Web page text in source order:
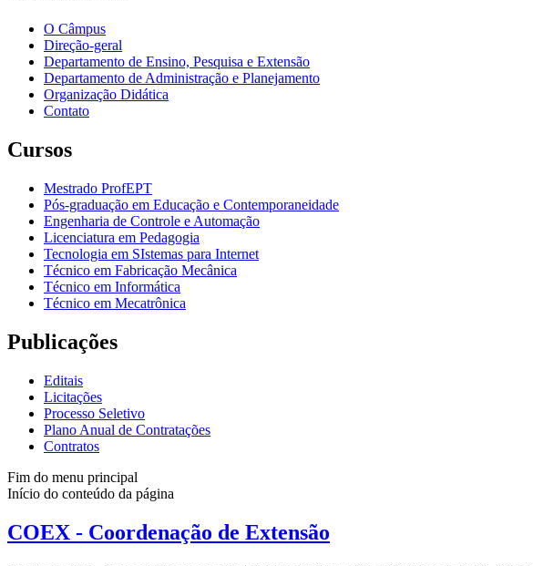
O Câmpus
Direção-geral
Departamento de Ensino, Pesquisa e Extensão
Departamento de Administração e Planejamento
Organização Didática
Contato
Cursos
Mestrado ProfEPT
Pós-graduação em Educação e Contemporaneidade
Engenharia de Controle e Automação
Licenciatura em Pedagogia
Tecnologia em SIstemas para Internet
Técnico em Fabricação Mecânica
Técnico em Informática
Técnico em Mecatrônica
Publicações
Editais
Licitações
Processo Seletivo
Plano Anual de Contratações
Contratos
Fim do menu principal
Início do conteúdo da página
COEX - Coordenação de Extensão